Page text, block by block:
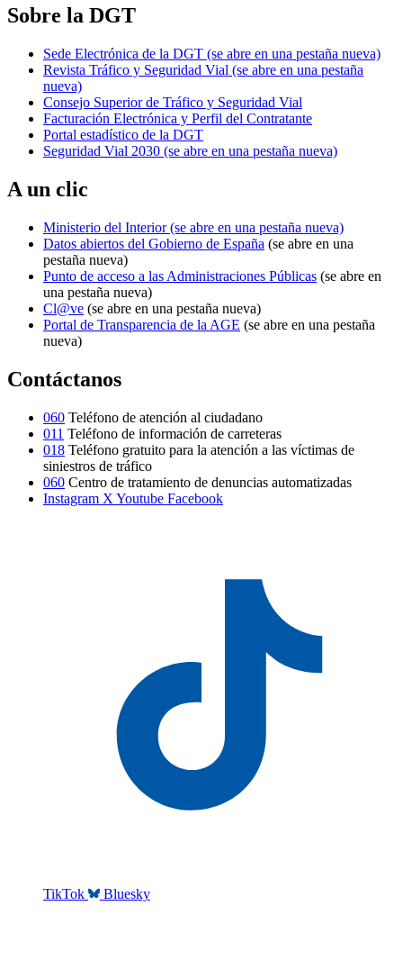
Sobre la DGT
Sede Electrónica de la DGT (se abre en una pestaña nueva)
Revista Tráfico y Seguridad Vial (se abre en una pestaña
nueva)
Consejo Superior de Tráfico y Seguridad Vial
Facturación Electrónica y Perfil del Contratante
Portal estadístico de la DGT
Seguridad Vial 2030 (se abre en una pestaña nueva)
A un clic
Ministerio del Interior(se abre en una pestaña nueva)
Datos abiertos del Gobierno de España (se abre en una
pestaña nueva)
Punto de acceso a las Administraciones Públicas (se abre en
una pestaña nueva)
Cl@ve (se abre en una pestaña nueva)
Portal de Transparencia de la AGE (se abre en una pestaña
nueva)
Contáctanos
060 Teléfono de atención al ciudadano
011 Teléfono de información de carreteras
018 Teléfono gratuito para la atención a las víctimas de
siniestros de tráfico
060 Centro de tratamiento de denuncias automatizadas
Instagram X Youtube Facebook
TikTok Bluesky